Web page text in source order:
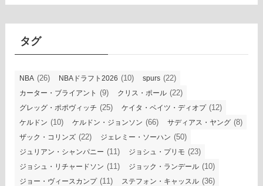
カ
イ
タグ
NBA (26) NBAドラフト2026 (10) spurs (22)
カーター・ブライアント (9) クリス・ポール (22)
グレッグ・ポポヴィッチ (25) ケイタ・ベイツ・ディオプ(12)
ケルドン (10) ケルドン・ジョンソン (66) サディアス・ヤング (8)
ザック・コリンズ (22) ジェレミー・ソーハン (50)
ジュリアン・シャンパニー (11) ジョシュ・プリモ (23)
ジョシュ・リチャードソン (11) ジョック・ランデール (10)
ジョー・ヴィースカンプ(11) ステフォン・キャッスル (36)